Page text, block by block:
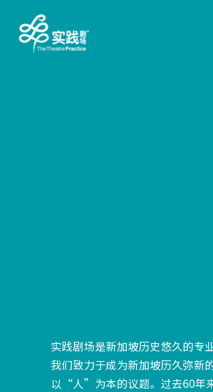
实践剧场是新加坡历史悠久的专
我们致力于成为新加坡历久弥新
以“人”为本的议题。过去60年